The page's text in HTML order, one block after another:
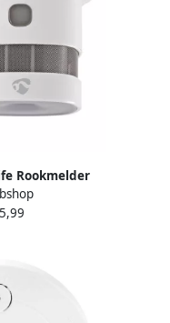
Rookmelder
Gevoed |
10 Jaar